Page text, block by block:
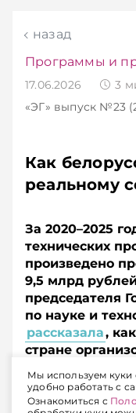
назад
Программы и
17.06.2026 3
«ЭГ» выпуск №23
Как
реальному
За 2020–2025
технических
произведено
9,5 млрд
председателя
по науке и
рассказала,
стране
каких
пятилетки.
Мы используем
удобно работать с
Ознакомиться с